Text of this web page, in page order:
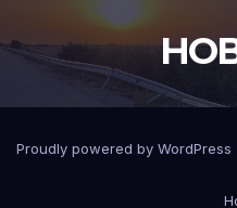
Proudly powered by WordPress